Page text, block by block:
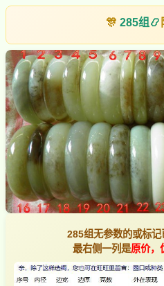
🎊 285组 📿
285组无参数的或标
最右侧一列是原价，